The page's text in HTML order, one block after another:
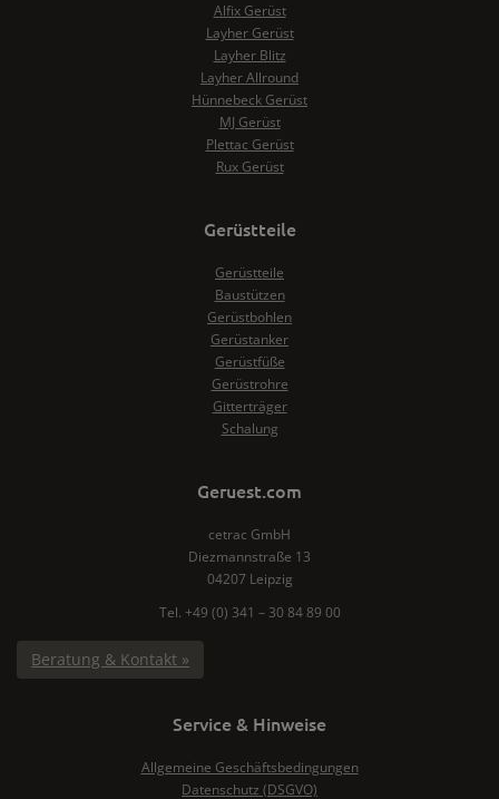
Alfix Gerüst
Layher Gerüst
Layher Blitz
Layher Allround
Hünnebeck Gerüst
MJ Gerüst
Plettac Gerüst
Rux Gerüst
Gerüstteile
Gerüstteile
Baustützen
Gerüstbohlen
Gerüstanker
Gerüstfüße
Gerüstrohre
Gitterträger
Schalung
Geruest.com
cetrac GmbH
Diezmannstraße 13
04207 Leipzig
Tel. +49 (0) 341 – 30 84 89 00
Beratung & Kontakt »
Service & Hinweise
Allgemeine Geschäftsbedingungen
Datenschutz (DSGVO)